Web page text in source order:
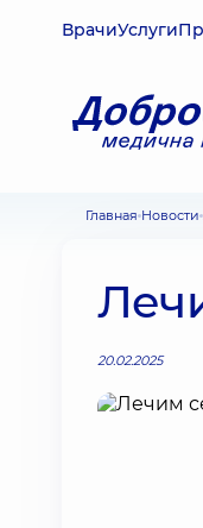
ВрачиУслуги
Главная Новости
20.02.2025